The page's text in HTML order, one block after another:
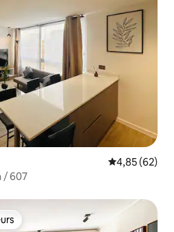
Note
4,85 (62)
/ 607
parmi les plus aimés